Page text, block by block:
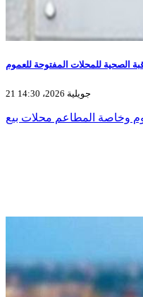
21 جويلية 2026، 14:30